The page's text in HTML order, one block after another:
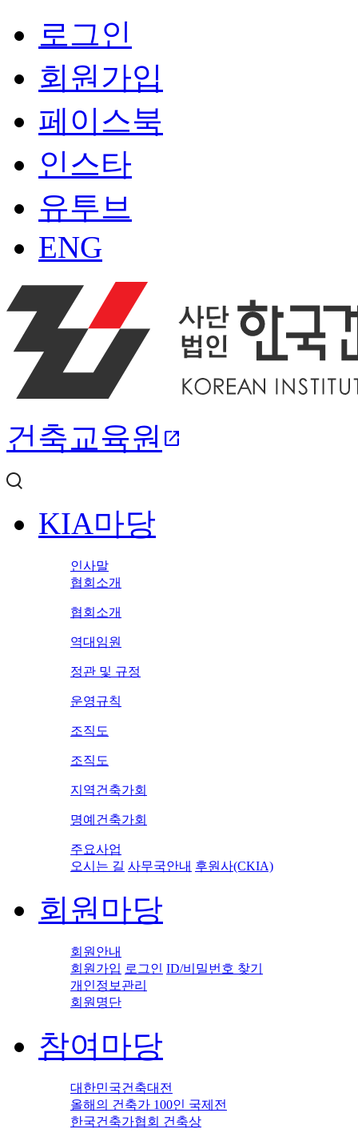
로그인
회원가입
페이스북
인스타
유투브
ENG
건축교육원 open_in_new
KIA마당
인사말
협회소개
협회소개
역대임원
정관 및 규정
운영규칙
조직도
조직도
지역건축가회
명예건축가회
주요사업
오시는 길 사무국안내 후원사(CKIA)
회원마당
회원안내
회원가입 로그인 ID/비밀번호 찾기
개인정보관리
회원명단
참여마당
대한민국건축대전
올해의 건축가 100인 국제전
한국건축가협회 건축상